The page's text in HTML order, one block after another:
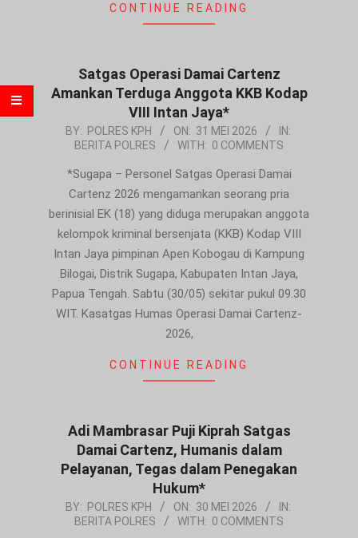
CONTINUE READING
Satgas Operasi Damai Cartenz
Amankan Terduga Anggota KKB Kodap
VIII Intan Jaya*
2026-
BY: POLRES KPH ON: 31 MEI 2026
IN:
BERITA POLRES
WITH: 0 COMMENTS
*Sugapa – Personel Satgas Operasi Damai
Cartenz 2026 mengamankan seorang pria
berinisial EK (18) yang diduga merupakan anggota
kelompok kriminal bersenjata (KKB) Kodap VIII
Intan Jaya pimpinan Apen Kobogau di Kampung
Bilogai, Distrik Sugapa, Kabupaten Intan Jaya,
Papua Tengah. Sabtu (30/05) sekitar pukul 09.30
WIT. Kasatgas Humas Operasi Damai Cartenz-
2026,
CONTINUE READING
Adi Mambrasar Puji Kiprah Satgas
Damai Cartenz, Humanis dalam
Pelayanan, Tegas dalam Penegakan
Hukum*
2026-
BY: POLRES KPH ON: 30 MEI 2026
IN:
BERITA POLRES
WITH: 0 COMMENTS